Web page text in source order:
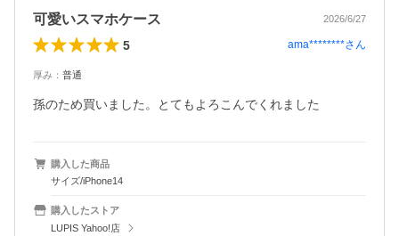
可愛いスマホケース 2026/6/27
5 ama********さん
厚み ： 普通
孫のため買いました。とてもよろこんでくれました
購入した商品
サイズ/iPhone14
購入したストア
LUPIS Yahoo!店